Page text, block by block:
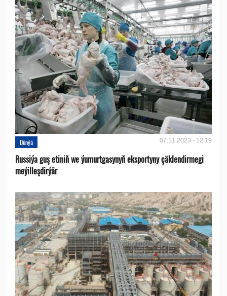
Dünýä 07.11.2023 - 12:19
Russiýa guş etiniň we ýumurtgasynyň eksportyny çäklendirmegi
meýilleşdirýär